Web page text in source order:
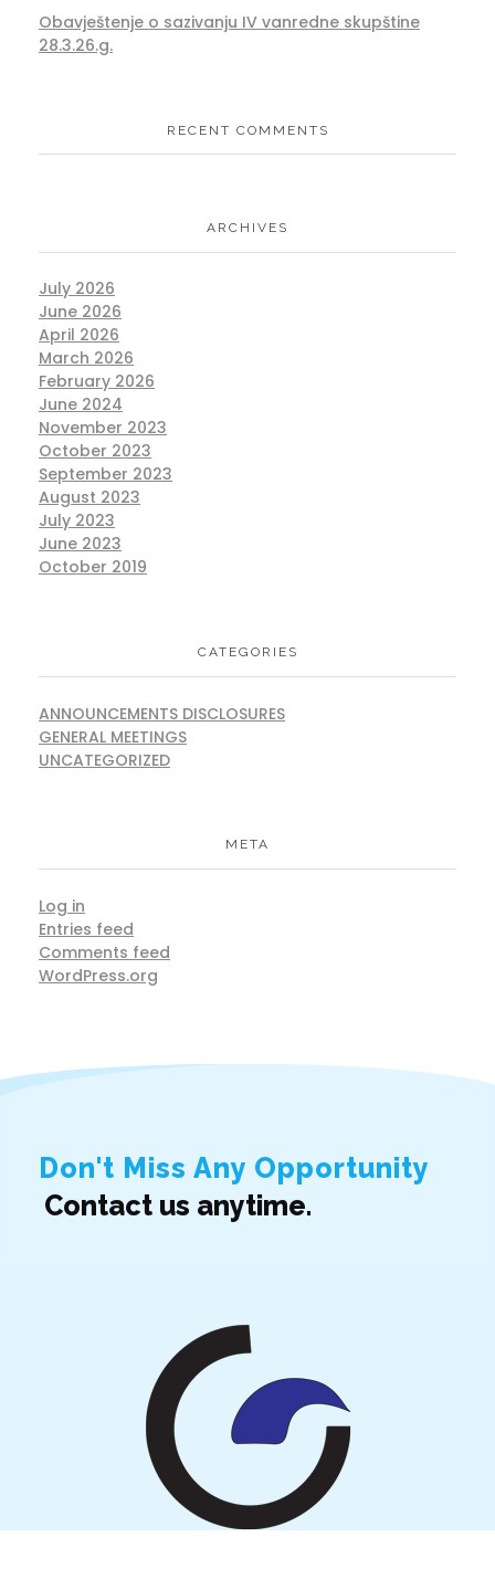
Obavještenje o sazivanju IV vanredne skupštine
28.3.26.g.
RECENT COMMENTS
ARCHIVES
July 2026
June 2026
April 2026
March 2026
February 2026
June 2024
November 2023
October 2023
September 2023
August 2023
July 2023
June 2023
October 2019
CATEGORIES
ANNOUNCEMENTS DISCLOSURES
GENERAL MEETINGS
UNCATEGORIZED
META
Log in
Entries feed
Comments feed
WordPress.org
Don't Miss Any Opportunity
Contact us anytime.